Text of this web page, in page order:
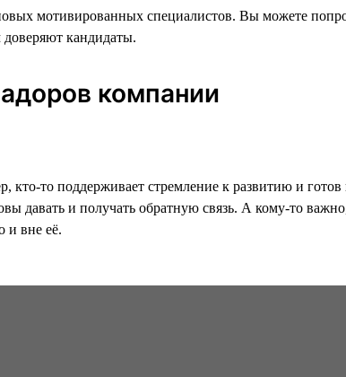
мотивированных специалистов. Вы можете
кандидаты.
компании
то поддерживает стремление к развитию и готов
давать и получать обратную связь. А кому-то
и вне её.